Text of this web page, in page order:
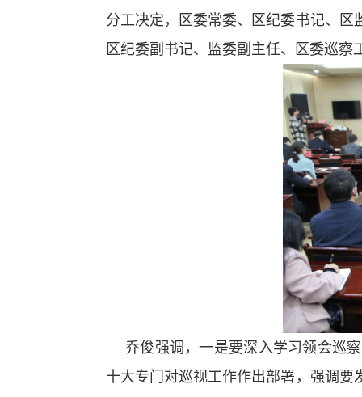
分工决定，区委常委、区纪委书记、
区纪委副书记、监委副主任、区委巡
乔俊强调，一是要深入学习领会巡
十大专门对巡视工作作出部署，强调